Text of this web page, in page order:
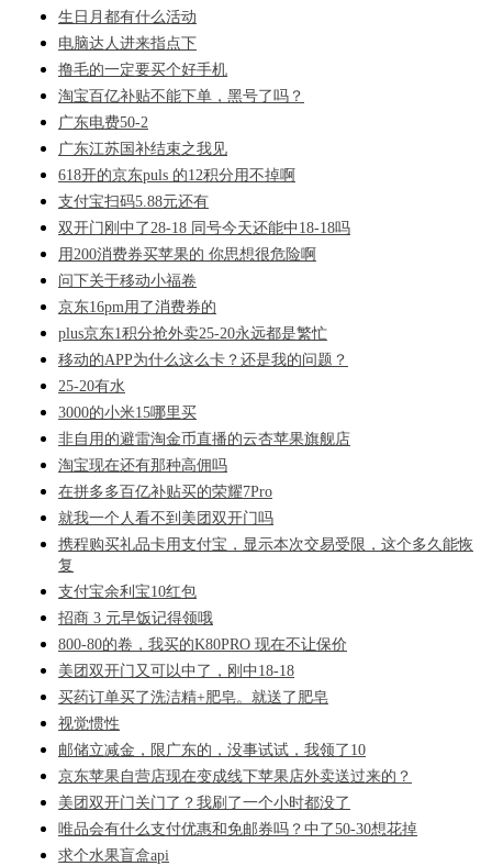
生日月都有什么活动
电脑达人进来指点下
撸毛的一定要买个好手机
淘宝百亿补贴不能下单，黑号了吗？
广东电费50-2
广东江苏国补结束之我见
618开的京东puls 的12积分用不掉啊
支付宝扫码5.88元还有
双开门刚中了28-18 同号今天还能中18-18吗
用200消费券买苹果的 你思想很危险啊
问下关于移动小福卷
京东16pm用了消费券的
plus京东1积分抢外卖25-20永远都是繁忙
移动的APP为什么这么卡？还是我的问题？
25-20有水
3000的小米15哪里买
非自用的避雷淘金币直播的云杏苹果旗舰店
淘宝现在还有那种高佣吗
在拼多多百亿补贴买的荣耀7Pro
就我一个人看不到美团双开门吗
携程购买礼品卡用支付宝，显示本次交易受限，这个多久能恢
复
支付宝余利宝10红包
招商 3 元早饭记得领哦
800-80的卷，我买的K80PRO 现在不让保价
美团双开门又可以中了，刚中18-18
买药订单买了洗洁精+肥皂。就送了肥皂
视觉惯性
邮储立减金，限广东的，没事试试，我领了10
京东苹果自营店现在变成线下苹果店外卖送过来的？
美团双开门关门了？我刷了一个小时都没了
唯品会有什么支付优惠和免邮券吗？中了50-30想花掉
求个水果盲盒api